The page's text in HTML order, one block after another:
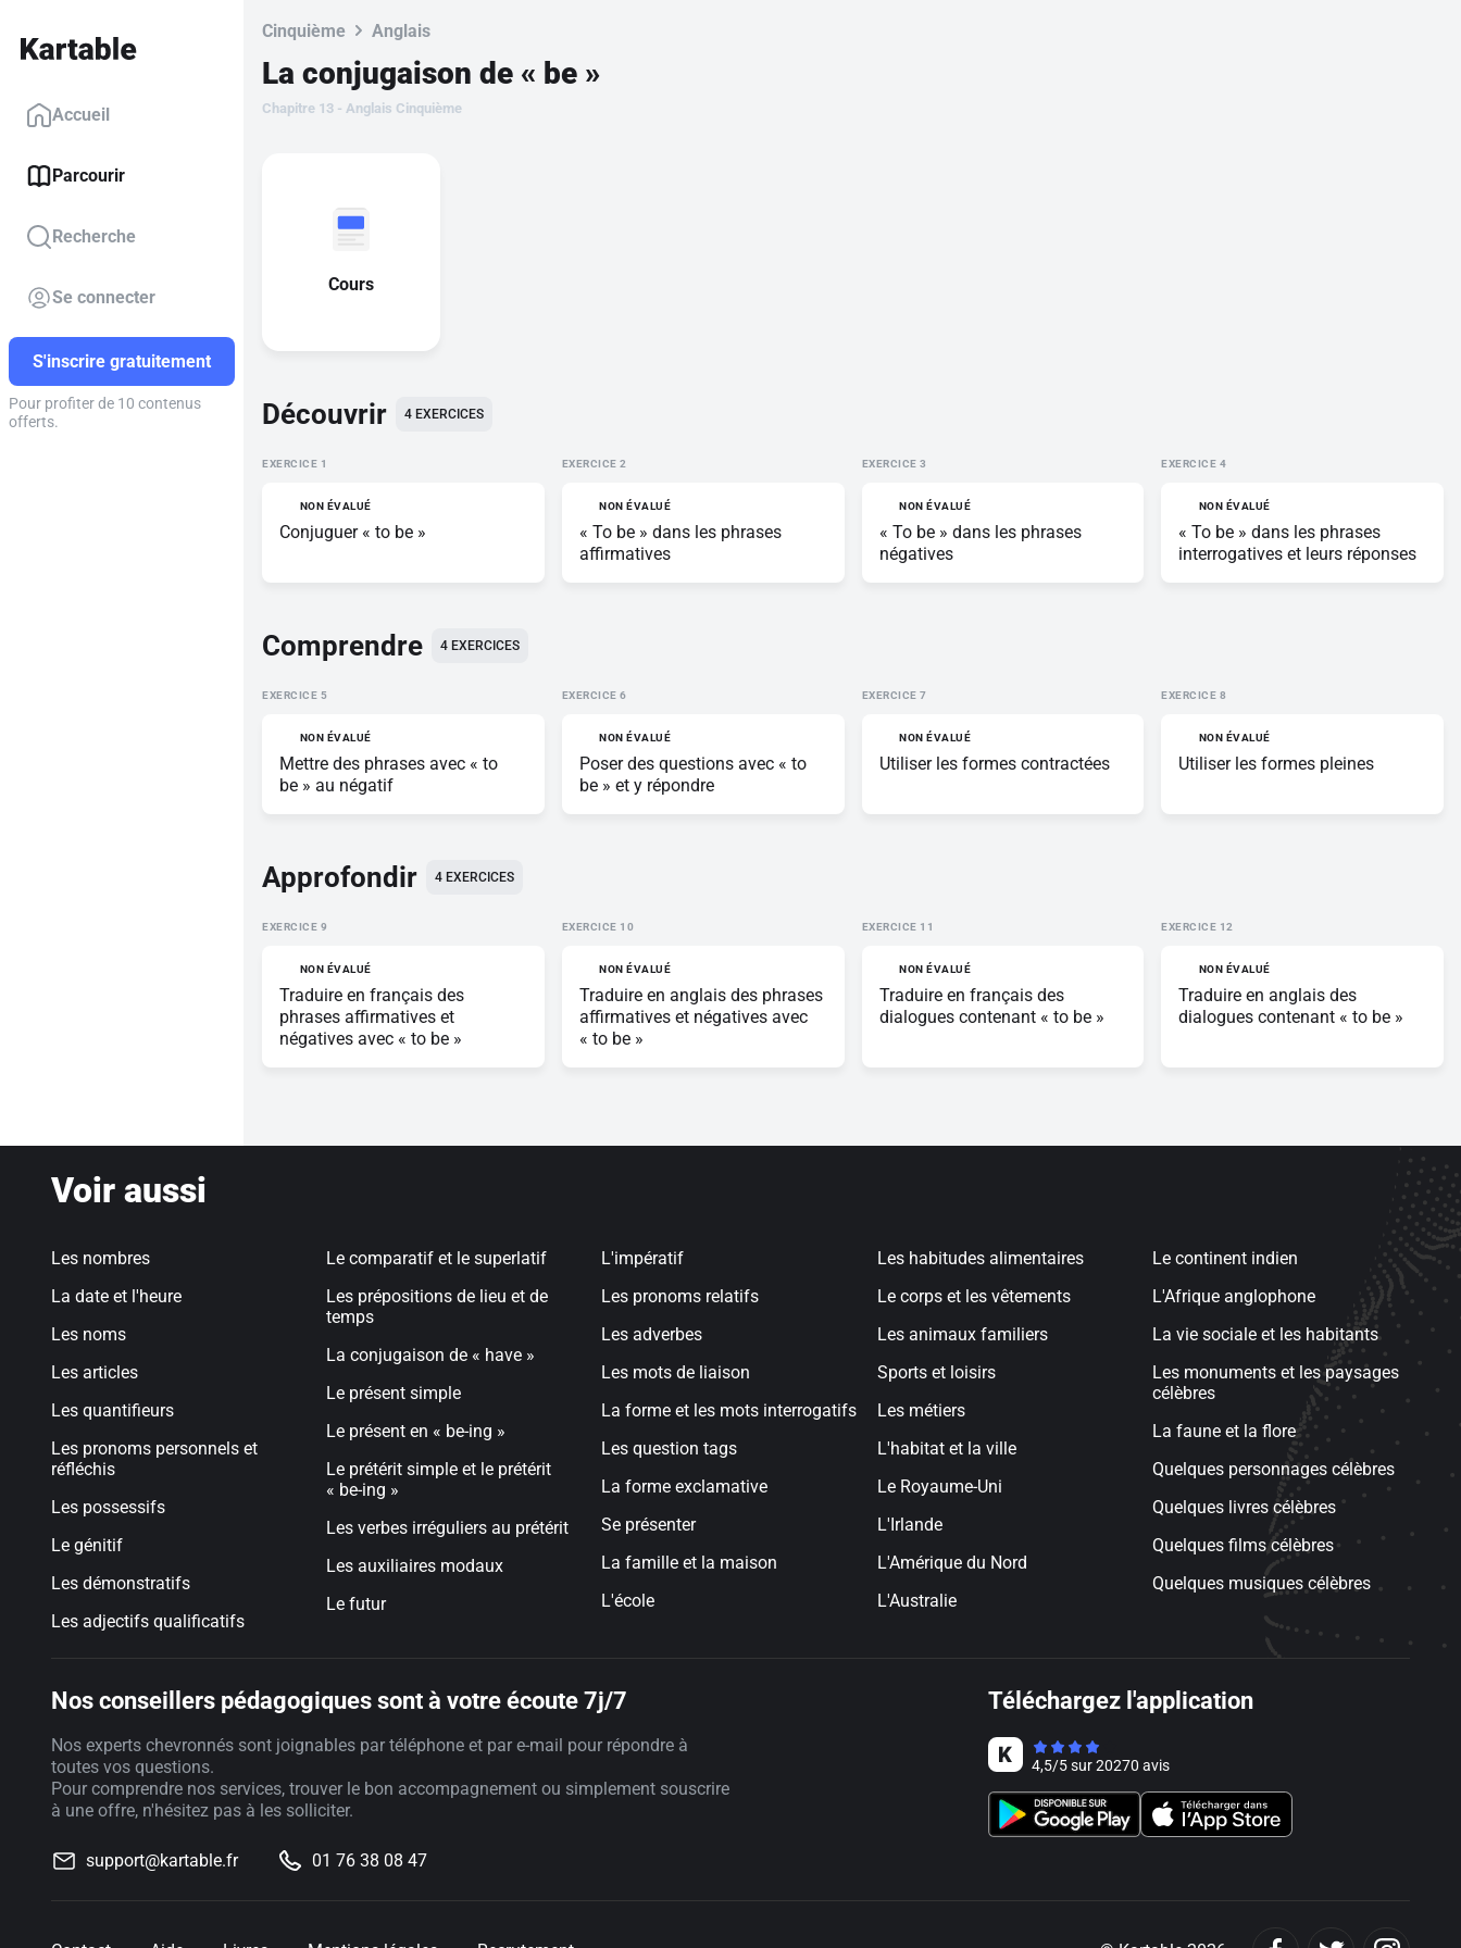
Accueil
Parcourir
Recherche
Se connecter
S'inscrire gratuitement
Pour profiter de 10 contenus
offerts.
Cinquième Anglais
La conjugaison de « be »
Chapitre 13 - Anglais Cinquième
Cours
Découvrir 4 EXERCICES
EXERCICE
NON ÉVALUÉ
Conjuguer « to be »
EXERCICE
NON ÉVALUÉ
« To be » dans les phrases
affirmatives
EXERCICE
NON ÉVALUÉ
« To be » dans les phrases
négatives
EXERCICE
NON ÉVALUÉ
« To be » dans les phrases
interrogatives et leurs réponses
Comprendre 4 EXERCICES
EXERCICE
NON ÉVALUÉ
Mettre des phrases avec « to
be » au négatif
EXERCICE
NON ÉVALUÉ
Poser des questions avec « to
be » et y répondre
EXERCICE
NON ÉVALUÉ
Utiliser les formes contractées
EXERCICE
NON ÉVALUÉ
Utiliser les formes pleines
Approfondir 4 EXERCICES
EXERCICE
NON ÉVALUÉ
Traduire en français des
phrases affirmatives et
négatives avec « to be »
EXERCICE
NON ÉVALUÉ
Traduire en anglais des phrases
affirmatives et négatives avec
« to be »
EXERCICE
NON ÉVALUÉ
Traduire en français des
dialogues contenant « to be »
EXERCICE
NON ÉVALUÉ
Traduire en anglais des
dialogues contenant « to be »
Voir aussi
Les nombres
La date et l'heure
Les noms
Les articles
Les quantifieurs
Les pronoms personnels et
réfléchis
Les possessifs
Le génitif
Les démonstratifs
Les adjectifs qualificatifs
Le comparatif et le superlatif
Les prépositions de lieu et de
temps
La conjugaison de « have »
Le présent simple
Le présent en « be-ing »
Le prétérit simple et le prétérit
« be-ing »
Les verbes irréguliers au prétérit
Les auxiliaires modaux
Le futur
L'impératif
Les pronoms relatifs
Les adverbes
Les mots de liaison
La forme et les mots interrogatifs
Les question tags
La forme exclamative
Se présenter
La famille et la maison
L'école
Les habitudes alimentaires
Le corps et les vêtements
Les animaux familiers
Sports et loisirs
Les métiers
L'habitat et la ville
Le Royaume-Uni
L'Irlande
L'Amérique du Nord
L'Australie
Le continent indien
L'Afrique anglophone
La vie sociale et les habitants
Les monuments et les paysages
célèbres
La faune et la flore
Quelques personnages célèbres
Quelques livres célèbres
Quelques films célèbres
Quelques musiques célèbres
Nos conseillers pédagogiques sont à votre écoute 7j/7
Nos experts chevronnés sont joignables par téléphone et par e-mail pour répondre à
toutes vos questions.
Pour comprendre nos services, trouver le bon accompagnement ou simplement souscrire
à une offre, n'hésitez pas à les solliciter.
support@kartable.fr 01 76 38 08 47
Téléchargez l'application
4,5/5sur20270 avis